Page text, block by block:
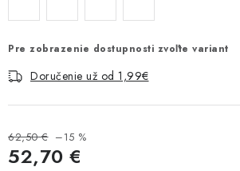
Pre zobrazenie dostupnosti zvoľte variant
Doručenie už od 1,99€
62,50 € –15 %
52,70 €